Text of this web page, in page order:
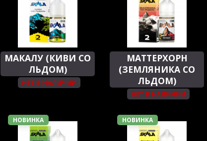
МАКАЛУ (КИВИ СО
ЛЬДОМ)
НЕТ В НАЛИЧИИ
МАТТЕРХОРН
(ЗЕМЛЯНИКА СО
ЛЬДОМ)
НЕТ В НАЛИЧИИ
НОВИНКА НОВИНКА